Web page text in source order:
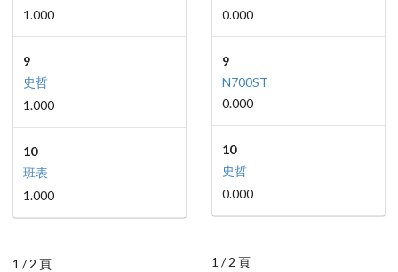
1.000
9
史哲
1.000
10
班表
1.000
1 / 2 頁
0.000
9
N700ST
0.000
10
史哲
0.000
1 / 2 頁